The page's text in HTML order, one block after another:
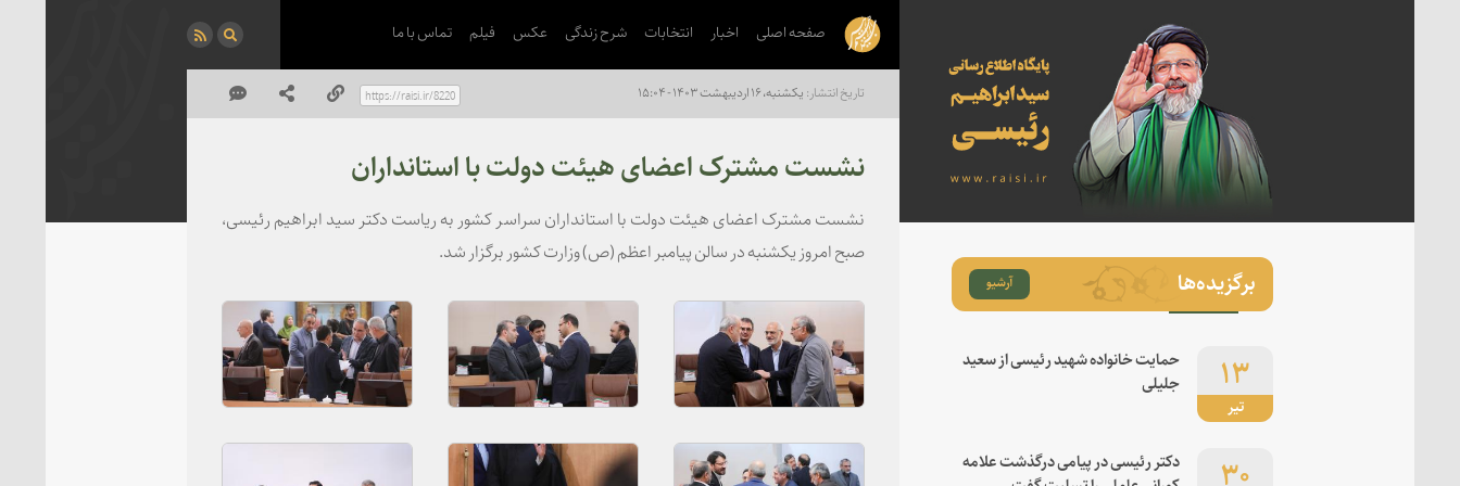
صفحه اصلی اخبار انتخابات شرح زندگی عکس فیلم تماس با ما
یکشنبه، ۱۶ اردیبهشت ۱۴۰۳ - ۱۵:۰۴
نشست مشترک اعضای هیئت دولت با استانداران
نشست مشترک اعضای هیئت دولت با استانداران سراسر کشور به ریاست دکتر سید ابراهیم رئیسی،
صبح امروز یکشنبه در سالن پیامبر اعظم (ص) وزارت کشور برگزار شد.
برگزیده‌ها آرشیو
تیر
۱۳
حمایت خانواده شهید رئیسی از سعید
جلیلی
۳۰
دکتر رئیسی در پیامی درگذشت علامه